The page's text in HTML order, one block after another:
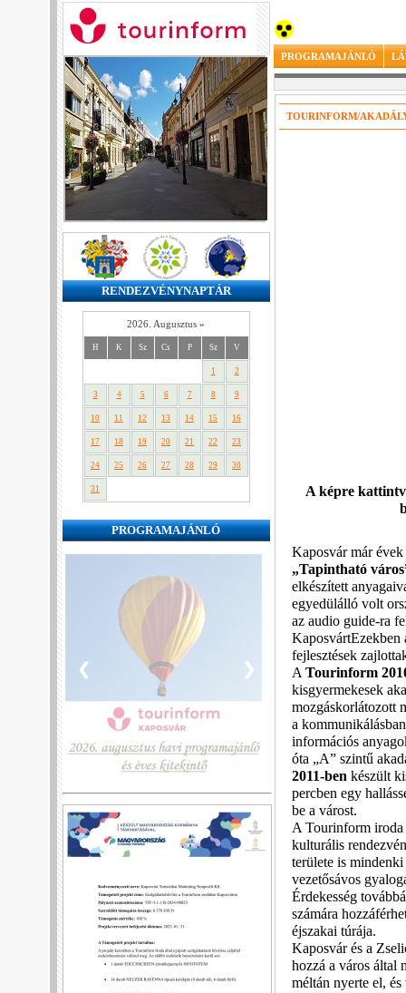
RENDEZVÉNYNAPTÁR
2026. Augusztus »
H K Sz Cs P Sz V
1 2
3 4 5 6 7 8 9
10 11 12 13 14 15 16
17 18 19 20 21 22 23
24 25 26 27 28 29 30
31
PROGRAMAJÁNLÓ
❮ ❯
PROGRAMAJÁNLÓ
TOURINFORM/
A képre
Kaposvár már
„Tapintható
elkészített
egyedülálló volt
az audio guide-ra
KaposvártEzekben
fejlesztések
ATourinform
kisgyermekesek
mozgáskorlátozott
a
információs
óta „A” szintű
2011-ben készült
percben egy
be a várost.
A Tourinform iroda
kulturális
területe is mindenki
vezetősávos
Érdekesség
számára
éjszakai túrája.
Kaposvár és a
hozzá a város által
méltán nyerte el,